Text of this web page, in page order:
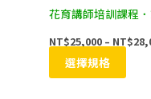
花育講師培訓課程
NT$25,000 – NT$
選擇規格
可
在